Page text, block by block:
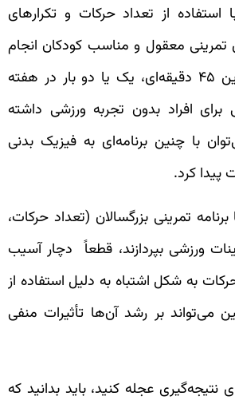
استفاده از تعداد حرکات و تکرارهای
تمرینی معقول و مناسب کودکان انجام
شده است. یک تمرین ۴۵ دقیقه‌ای، یک یا دو بار در هفته
برای افراد بدون تجربه ورزشی داشته
با چنین برنامه‌ای به فیزیک بدنی
پیدا کرد.
تمرینی بزرگسالان (تعداد حرکات،
ورزشی بپردازند، قطعاً دچار آسیب
به شکل اشتباه به دلیل استفاده از
می‌تواند بر رشد آن‌ها تأثیرات منفی
نتیجه‌گیری عجله کنید، باید بدانید که